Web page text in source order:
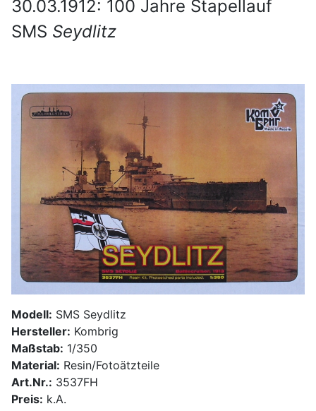
30.03.1912: 100 Jahre Stapellauf
SMS Seydlitz
Modell: SMS Seydlitz
Hersteller: Kombrig
Maßstab: 1/350
Material: Resin/Fotoätzteile
Art.Nr.: 3537FH
Preis: k.A.